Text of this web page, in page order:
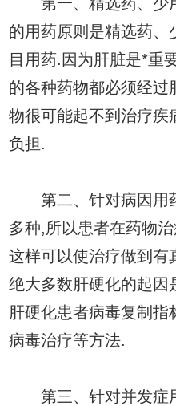
的用药原则是精选药
目用药.因为肝脏是*重
的各种药物都必须经
物很可能起不到治疗疾
负担.
第二、针对病因用
多种,所以患者在药物
这样可以使治疗做到有
绝大多数肝硬化的起因
肝硬化患者病毒复制
病毒治疗等方法.
第三、针对并发症